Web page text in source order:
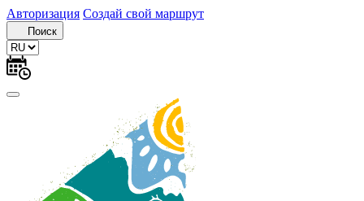
Авторизация Создай свой маршрут
Поиск